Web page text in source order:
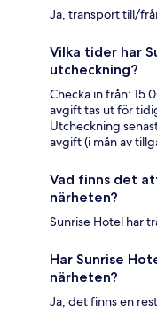
Ja, transport till/
Vilka tider har
utcheckning?
Checka in från:
avgift tas ut för
Utcheckning
avgift (i mån av
Vad finns det
närheten?
Sunrise Hotel har
Har Sunrise
närheten?
Ja, det finns en